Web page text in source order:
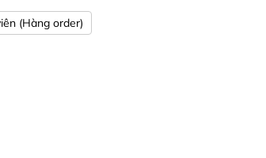
(Hàng order)